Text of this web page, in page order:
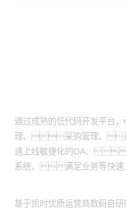
通过成熟的低代码开发平
理、采购管理、
速上线敏捷化的OA、
系统，满足业务等快
基于凯时优质运营商数码自